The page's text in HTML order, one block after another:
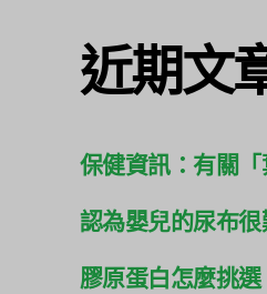
近期文
保健資訊：有關
認為嬰兒的尿布
膠原蛋白怎麼挑